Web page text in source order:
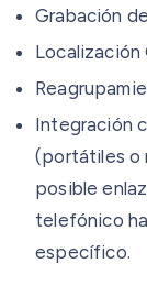
Grabación
Localización
Integración
(portátiles o
posible
telefónico
específico.